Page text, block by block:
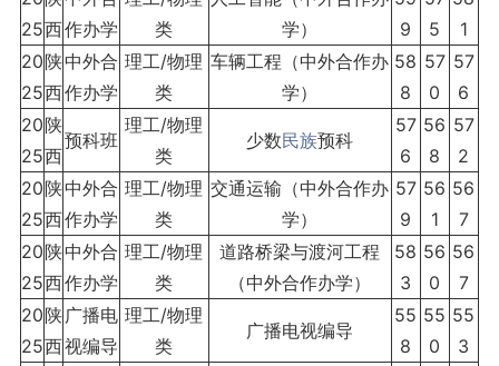
25西作办学
类
学）
9
5
1
20
25
陕
西
中外合
作办学
理工/物理
类
车辆工程（中外合作办
学）
58
8
57
0
57
6
20
25
陕
西
预科班
理工/物理
类
少数民族预科
57
6
56
8
57
2
20
25
陕
西
中外合
作办学
理工/物理
类
交通运输（中外合作办
学）
57
9
56
1
56
7
20
25
陕
西
中外合
作办学
理工/物理
类
道路桥梁与渡河工程
（中外合作办学）
58
3
56
0
56
7
20
25
陕
西
广播电
视编导
理工/物理
类
广播电视编导
55
8
55
0
55
3